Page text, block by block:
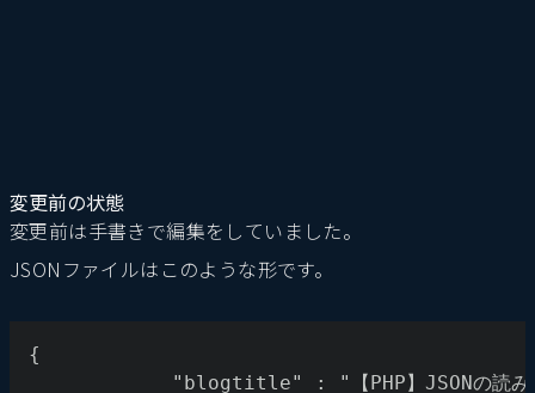
変更前の状態
変更前は手書きで編集をしていました。
JSONファイルはこのような形です。
{
"blogtitle" : "【PHP】JSONの読